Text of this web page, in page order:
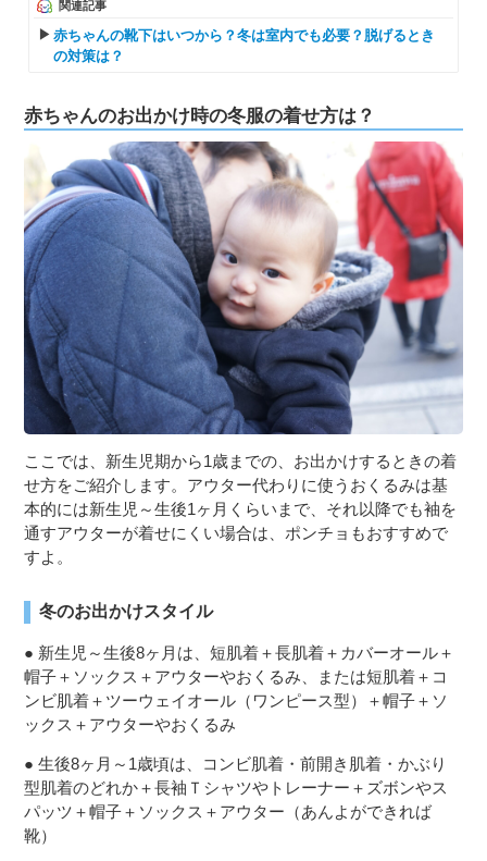
関連記事
赤ちゃんの靴下はいつから？冬は室内でも必要？脱げるとき
の対策は？
赤ちゃんのお出かけ時の冬服の着せ方は？
ここでは、新生児期から1歳までの、お出かけするときの着
せ方をご紹介します。アウター代わりに使うおくるみは基
本的には新生児～生後1ヶ月くらいまで、それ以降でも袖を
通すアウターが着せにくい場合は、ポンチョもおすすめで
すよ。
冬のお出かけスタイル
● 新生児～生後8ヶ月は、短肌着＋長肌着＋カバーオール＋
帽子＋ソックス＋アウターやおくるみ、または短肌着＋コ
ンビ肌着＋ツーウェイオール（ワンピース型）＋帽子＋ソ
ックス＋アウターやおくるみ
● 生後8ヶ月～1歳頃は、コンビ肌着・前開き肌着・かぶり
型肌着のどれか＋長袖Ｔシャツやトレーナー＋ズボンやス
パッツ＋帽子＋ソックス＋アウター（あんよができれば
靴）